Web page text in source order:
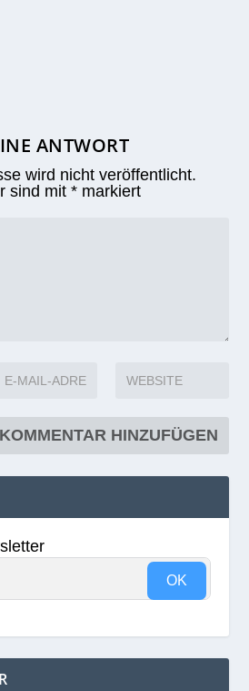
ANTWORT
wird nicht veröffentlicht.
sind mit* markiert
OK